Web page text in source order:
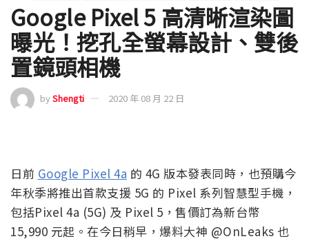
Google Pixel 5 高清晰渲染圖
曝光！挖孔全螢幕設計、雙後
置鏡頭相機
byShengti 2020 年 08 月 22 日
日前 Google Pixel 4a 的 4G 版本發表同時，也預購今
年秋季將推出首款支援 5G 的 Pixel 系列智慧型手機，
包括Pixel 4a (5G) 及 Pixel 5，售價訂為新台幣
15,990 元起。在今日稍早，爆料大神 @OnLeaks 也